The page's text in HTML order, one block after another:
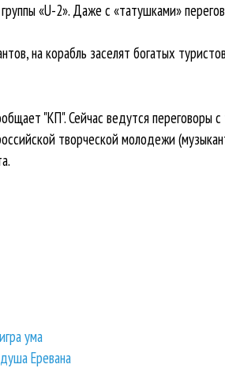
«U-2». Даже с «татушками»
на корабль заселят богатых
"КП". Сейчас ведутся переговоры
творческой молодежи
ума
Еревана